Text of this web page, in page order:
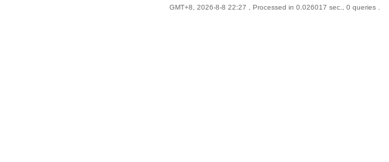
GMT+8, 2026-8-8 22:27 , Processed in 0.026017 sec., 0 queries .